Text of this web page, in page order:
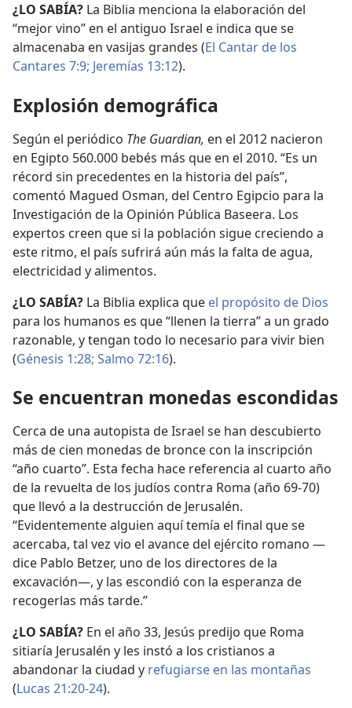
¿LO SABÍA? La Biblia menciona la elaboración del
“mejor vino” en el antiguo Israel e indica que se
almacenaba en vasijas grandes (El Cantar de los
Cantares 7:9; Jeremías 13:12).
Explosión demográfica
Según el periódico The Guardian, en el 2012 nacieron
en Egipto 560.000 bebés más que en el 2010. “Es un
récord sin precedentes en la historia del país”,
comentó Magued Osman, del Centro Egipcio para la
Investigación de la Opinión Pública Baseera. Los
expertos creen que si la población sigue creciendo a
este ritmo, el país sufrirá aún más la falta de agua,
electricidad y alimentos.
¿LO SABÍA? La Biblia explica que el propósito de Dios
para los humanos es que “llenen la tierra” a un grado
razonable, y tengan todo lo necesario para vivir bien
(Génesis 1:28; Salmo 72:16).
Se encuentran monedas escondidas
Cerca de una autopista de Israel se han descubierto
más de cien monedas de bronce con la inscripción
“año cuarto”. Esta fecha hace referencia al cuarto año
de la revuelta de los judíos contra Roma (año 69-70)
que llevó a la destrucción de Jerusalén.
“Evidentemente alguien aquí temía el final que se
acercaba, tal vez vio el avance del ejército romano —
dice Pablo Betzer, uno de los directores de la
excavación—, y las escondió con la esperanza de
recogerlas más tarde.”
¿LO SABÍA? En el año 33, Jesús predijo que Roma
sitiaría Jerusalén y les instó a los cristianos a
abandonar la ciudad y refugiarse en las montañas
(Lucas 21:20-24).